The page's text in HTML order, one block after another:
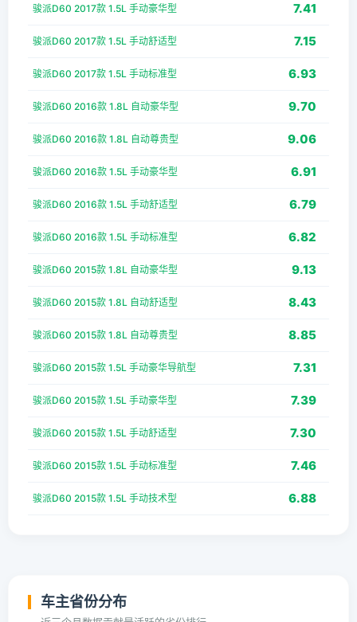
骏派D60 2017款 1.5L 手动豪华型 7.41
骏派D60 2017款 1.5L 手动舒适型 7.15
骏派D60 2017款 1.5L 手动标准型 6.93
骏派D60 2016款 1.8L 自动豪华型 9.70
骏派D60 2016款 1.8L 自动尊贵型 9.06
骏派D60 2016款 1.5L 手动豪华型 6.91
骏派D60 2016款 1.5L 手动舒适型 6.79
骏派D60 2016款 1.5L 手动标准型 6.82
骏派D60 2015款 1.8L 自动豪华型 9.13
骏派D60 2015款 1.8L 自动舒适型 8.43
骏派D60 2015款 1.8L 自动尊贵型 8.85
骏派D60 2015款 1.5L 手动豪华导航型 7.31
骏派D60 2015款 1.5L 手动豪华型 7.39
骏派D60 2015款 1.5L 手动舒适型 7.30
骏派D60 2015款 1.5L 手动标准型 7.46
骏派D60 2015款 1.5L 手动技术型 6.88
车主省份分布